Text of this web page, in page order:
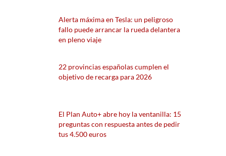
Alerta máxima en Tesla: un peligroso
fallo puede arrancar la rueda delantera
en pleno viaje
22 provincias españolas cumplen el
objetivo de recarga para 2026
El Plan Auto+ abre hoy la ventanilla: 15
preguntas con respuesta antes de pedir
tus 4.500 euros